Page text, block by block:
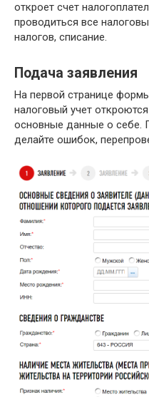
откроет счет
проводиться все
налогов, списание.
Подача заявления
На первой странице
налоговый учет
основные данные о себе.
делайте ошибок,